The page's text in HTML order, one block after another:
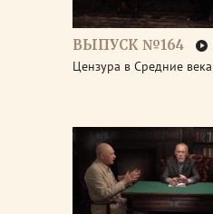
ВЫПУСК №164
Цензура в Средние века